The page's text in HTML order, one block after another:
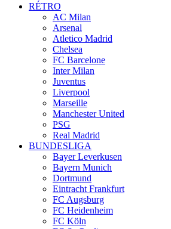
RÉTRO
AC Milan
Arsenal
Atletico Madrid
Chelsea
FC Barcelone
Inter Milan
Juventus
Liverpool
Marseille
Manchester United
PSG
Real Madrid
BUNDESLIGA
Bayer Leverkusen
Bayern Munich
Dortmund
Eintracht Frankfurt
FC Augsburg
FC Heidenheim
FC Köln